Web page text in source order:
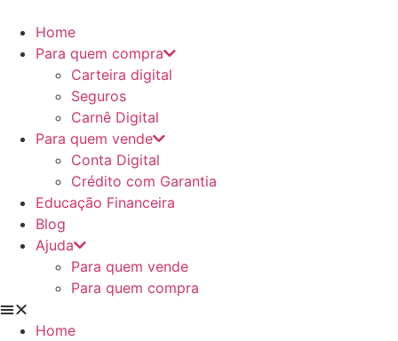
para
conteúdo
Home
Para quem compra
Carteira digital
Seguros
Carnê Digital
Para quem vende
Conta Digital
Crédito com Garantia
Educação Financeira
Blog
Ajuda
Para quem vende
Para quem compra
Home